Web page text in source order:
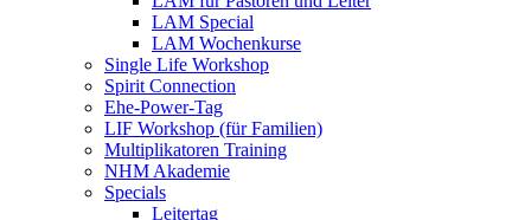
LAM Special
LAM Wochenkurse
Single Life Workshop
Spirit Connection
Ehe-Power-Tag
LIF Workshop (für Familien)
Multiplikatoren Training
NHM Akademie
Specials
Leitertag